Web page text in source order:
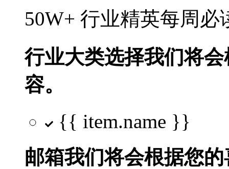
50W+ 行业精英每周
行业大类选择我们将
容。
{{ item.name }}
邮箱我们将会根据您